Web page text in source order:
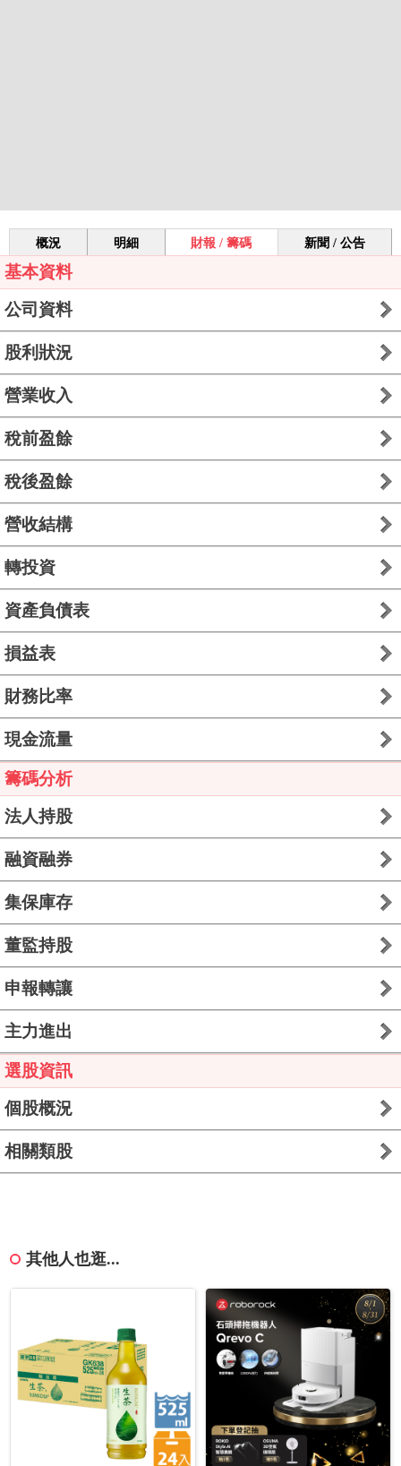
概況 明細 財報 / 籌碼 新聞 / 公告
基本資料
公司資料
股利狀況
營業收入
稅前盈餘
稅後盈餘
營收結構
轉投資
資產負債表
損益表
財務比率
現金流量
籌碼分析
法人持股
融資融券
集保庫存
董監持股
申報轉讓
主力進出
選股資訊
個股概況
相關類股
其他人也逛...